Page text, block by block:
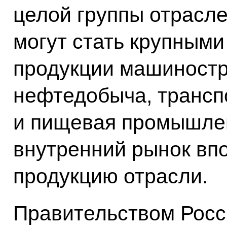
целой группы
могут стать
продукции
нефтедобыча,
и пищевая
внутренний рынок
продукцию отрасли.
Правительством